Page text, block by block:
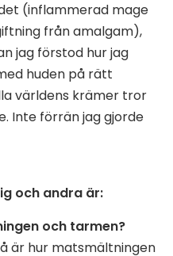
(inflammerad mage
från amalgam),
jag förstod hur jag
huden på rätt
världens krämer tror
Inte förrän jag gjorde
och andra är:
och tarmen?
är hur matsmältningen